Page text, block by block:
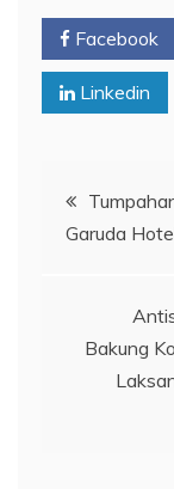
Facebook
Linkedin
Navigasi
pos
Garuda
Bakung